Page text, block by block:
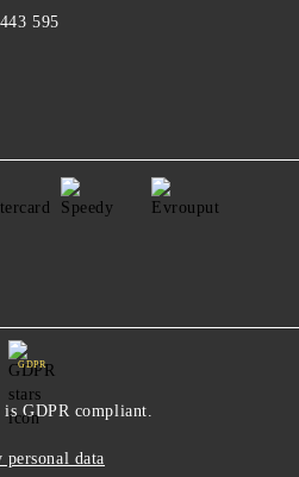
595
GDPR
is GDPR compliant.
personal data